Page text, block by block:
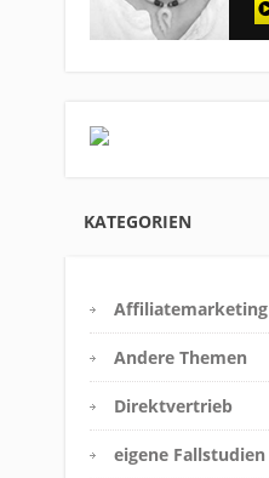
KATEGORIEN
Affiliatemarketing
Andere Themen
Direktvertrieb
eigene Fallstudien